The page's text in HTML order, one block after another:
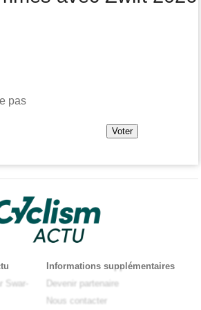
pas
Swar-
Informations supplémentaires
Devenir partenaire
Nous contacter